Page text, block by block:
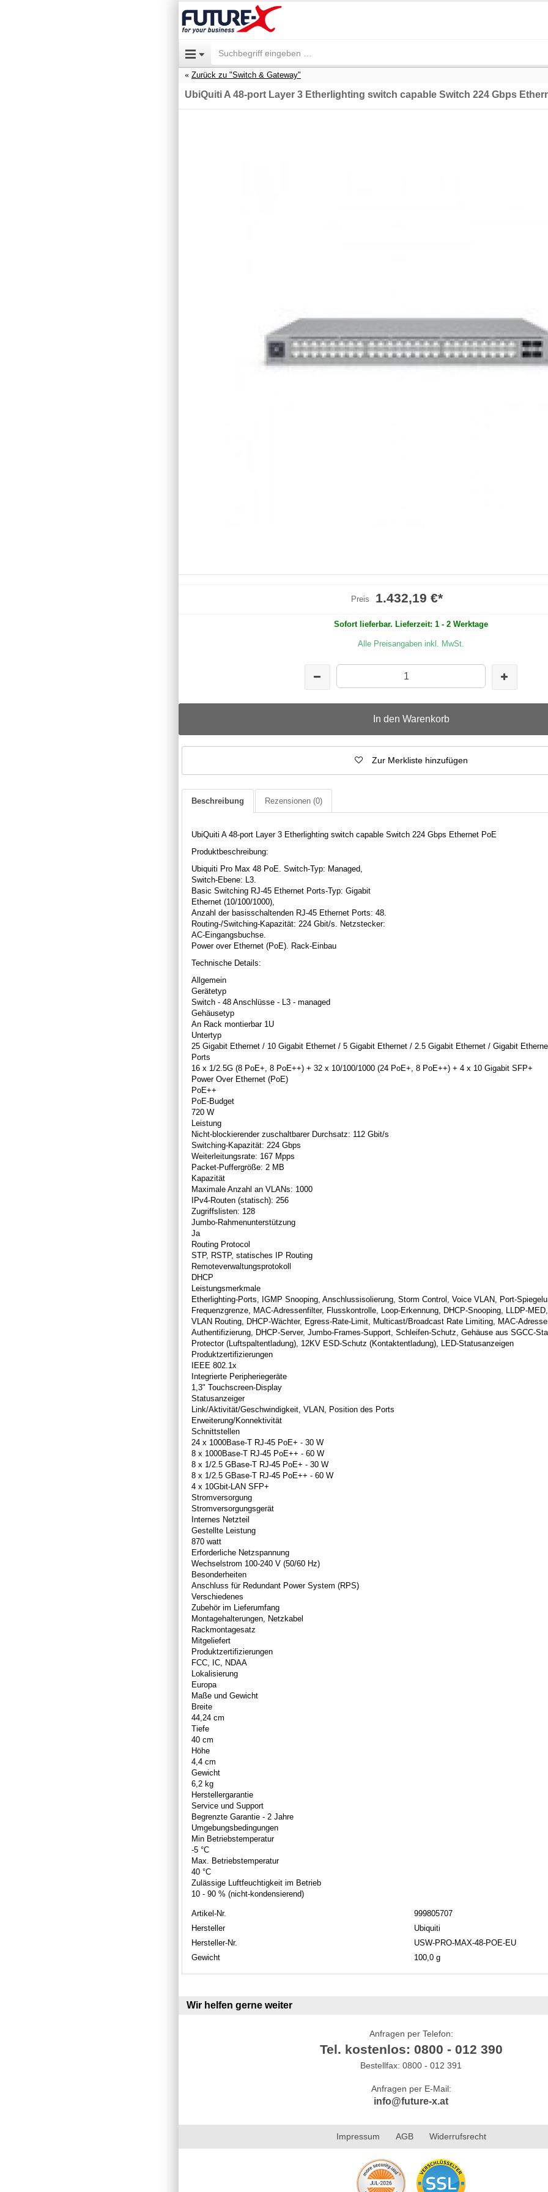
Zurück zu "Switch & Gateway"
UbiQuiti A 48-port Layer 3 Etherlighting switch capable Switch 224 Gbps
Preis 1.432,19 €*
Sofort lieferbar. Lieferzeit: 1 - 2 Werktage
Alle Preisangaben inkl. MwSt.
In den Warenkorb
Zur Merkliste hinzufügen
Beschreibung Rezensionen (0)
UbiQuiti A 48-port Layer 3 Etherlighting switch capable Switch 224 Gbps Ethernet PoE
Produktbeschreibung:
Ubiquiti Pro Max 48 PoE. Switch-Typ: Managed,
Switch-Ebene: L3.
Basic Switching RJ-45 Ethernet Ports-Typ: Gigabit
Ethernet (10/100/1000),
Anzahl der basisschaltenden RJ-45 Ethernet Ports: 48.
Routing-/Switching-Kapazität: 224 Gbit/s. Netzstecker:
AC-Eingangsbuchse.
Power over Ethernet (PoE). Rack-Einbau
Technische Details:
Allgemein
Gerätetyp
Switch - 48 Anschlüsse - L3 - managed
Gehäusetyp
An Rack montierbar 1U
Untertyp
25 Gigabit Ethernet / 10 Gigabit Ethernet / 5 Gigabit Ethernet / 2.5 Gigabit Ethernet / Gigabit
Ports
16 x 1/2.5G (8 PoE+, 8 PoE++) + 32 x 10/100/1000 (24 PoE+, 8 PoE++) + 4 x 10 Gigabit SFP+
Power Over Ethernet (PoE)
PoE++
PoE-Budget
720 W
Leistung
Nicht-blockierender zuschaltbarer Durchsatz: 112 Gbit/s
Switching-Kapazität: 224 Gbps
Weiterleitungsrate: 167 Mpps
Packet-Puffergröße: 2 MB
Kapazität
Maximale Anzahl an VLANs: 1000
IPv4-Routen (statisch): 256
Zugriffslisten: 128
Jumbo-Rahmenunterstützung
Ja
Routing Protocol
STP, RSTP, statisches IP Routing
Remoteverwaltungsprotokoll
DHCP
Leistungsmerkmale
Etherlighting-Ports, IGMP Snooping, Anschlussisolierung, Storm Control, Voice VLAN, Port-
Frequenzgrenze, MAC-Adressenfilter, Flusskontrolle, Loop-Erkennung, DHCP-Snooping, LLDP-
VLAN Routing, DHCP-Wächter, Egress-Rate-Limit, Multicast/Broadcast Rate Limiting, MAC-
Authentifizierung, DHCP-Server, Jumbo-Frames-Support, Schleifen-Schutz, Gehäuse aus SGCC-
Protector (Luftspaltentladung), 12KV ESD-Schutz (Kontaktentladung), LED-Statusanzeigen
Produktzertifizierungen
IEEE 802.1x
Integrierte Peripheriegeräte
1,3" Touchscreen-Display
Statusanzeiger
Link/Aktivität/Geschwindigkeit, VLAN, Position des Ports
Erweiterung/Konnektivität
Schnittstellen
24 x 1000Base-T RJ-45 PoE+ - 30 W
8 x 1000Base-T RJ-45 PoE++ - 60 W
8 x 1/2.5 GBase-T RJ-45 PoE+ - 30 W
8 x 1/2.5 GBase-T RJ-45 PoE++ - 60 W
4 x 10Gbit-LAN SFP+
Stromversorgung
Stromversorgungsgerät
Internes Netzteil
Gestellte Leistung
870 watt
Erforderliche Netzspannung
Wechselstrom 100-240 V (50/60 Hz)
Besonderheiten
Anschluss für Redundant Power System (RPS)
Verschiedenes
Zubehör im Lieferumfang
Montagehalterungen, Netzkabel
Rackmontagesatz
Mitgeliefert
Produktzertifizierungen
FCC, IC, NDAA
Lokalisierung
Europa
Maße und Gewicht
Breite
44,24 cm
Tiefe
40 cm
Höhe
4,4 cm
Gewicht
6,2 kg
Herstellergarantie
Service und Support
Begrenzte Garantie - 2 Jahre
Umgebungsbedingungen
Min Betriebstemperatur
-5 °C
Max. Betriebstemperatur
40 °C
Zulässige Luftfeuchtigkeit im Betrieb
10 - 90 % (nicht-kondensierend)
Artikel-Nr.
999805707
Hersteller
Ubiquiti
Hersteller-Nr.
USW-PRO-MAX-48-POE-EU
Gewicht
100,0 g
Wir helfen gerne weiter
Anfragen per Telefon:
Tel. kostenlos: 0800 - 012 390
Bestellfax: 0800 - 012 391
Anfragen per E-Mail:
info@future-x.at
Impressum AGB Widerrufsrecht